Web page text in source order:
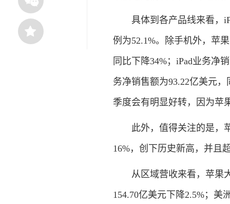
具体到各产品线来看，
例为52.1%。除手机外，苹
同比下降34%；iPad业务净
务净销售额为93.22亿美元
季度会有明显好转，因为苹
此外，值得关注的是，
16%，创下历史新高，并且
从区域营收来看，苹果
154.70亿美元下降2.5%；美